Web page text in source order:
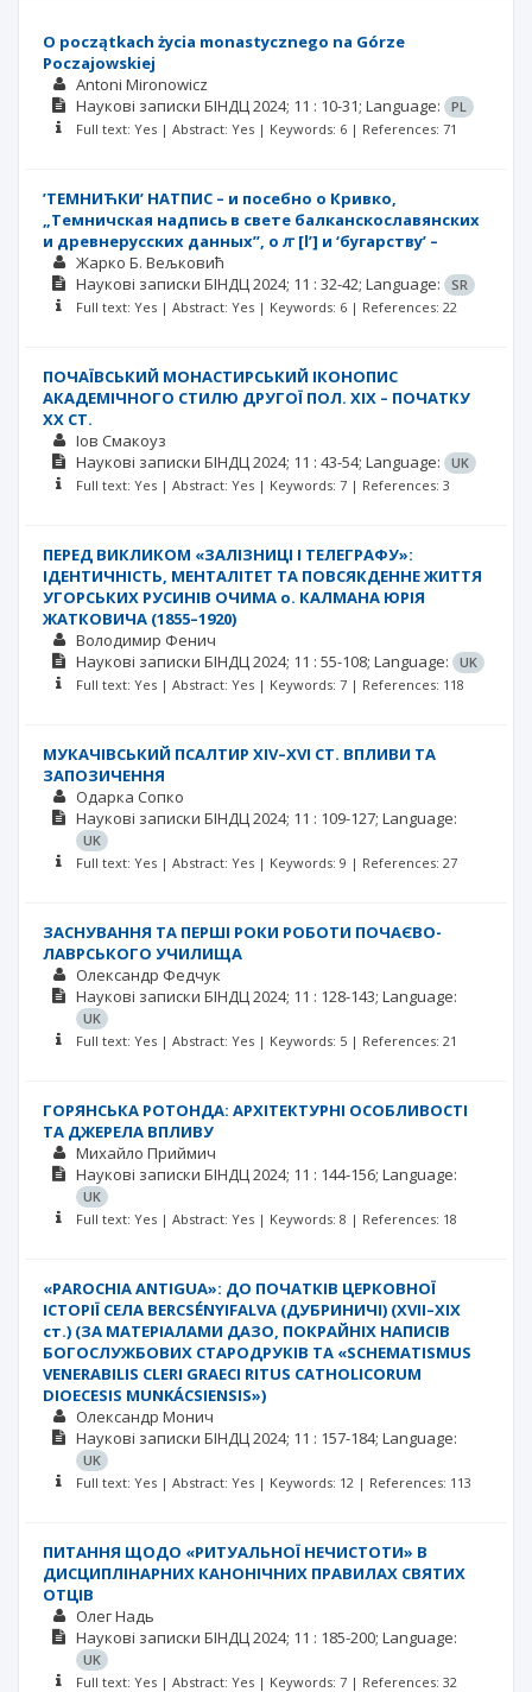
O początkach życia monastycznego na Górze
Poczajowskiej
Antoni Mironowicz
Наукові записки БІНДЦ2024; 11 : 10-31; Language:
PL
Full text: Yes | Abstract: Yes | Keywords: 6 | References: 71
’ТЕМНИЋКИ’ НАТПИС – и посебно о Кривко,
„Темничская надпись в свете балканскославянских
и древнерусских данных”, о ꙥ [l’] и ‘бугарству’ –
Жарко Б. Вељковић
Наукові записки БІНДЦ2024; 11 : 32-42; Language:
SR
Full text: Yes | Abstract: Yes | Keywords: 6 | References: 22
ПОЧАЇВСЬКИЙ МОНАСТИРСЬКИЙ ІКОНОПИС
АКАДЕМІЧНОГО СТИЛЮ ДРУГОЇ ПОЛ. ХІХ – ПОЧАТКУ
ХХ СТ.
Іов Cмакоуз
Наукові записки БІНДЦ2024; 11 : 43-54; Language:
UK
Full text: Yes | Abstract: Yes | Keywords: 7 | References: 3
ПЕРЕД ВИКЛИКОМ «ЗАЛІЗНИЦІ І ТЕЛЕГРАФУ»:
ІДЕНТИЧНІСТЬ, МЕНТАЛІТЕТ ТА ПОВСЯКДЕННЕ ЖИТТЯ
УГОРСЬКИХ РУСИНІВ ОЧИМА о. КАЛМАНА ЮРІЯ
ЖАТКОВИЧА (1855–1920)
Володимир Фенич
Наукові записки БІНДЦ2024; 11 : 55-108; Language:
UK
Full text: Yes | Abstract: Yes | Keywords: 7 | References: 118
МУКАЧІВСЬКИЙ ПСАЛТИР ХІV–ХVІ СТ. ВПЛИВИ ТА
ЗАПОЗИЧЕННЯ
Одарка Сопко
Наукові записки БІНДЦ2024; 11 : 109-127; Language:
UK
Full text: Yes | Abstract: Yes | Keywords: 9 | References: 27
ЗАСНУВАННЯ ТА ПЕРШІ РОКИ РОБОТИ ПОЧАЄВО-
ЛАВРСЬКОГО УЧИЛИЩА
Олександр Федчук
Наукові записки БІНДЦ2024; 11 : 128-143; Language:
UK
Full text: Yes | Abstract: Yes | Keywords: 5 | References: 21
ГОРЯНСЬКА РОТОНДА: АРХІТЕКТУРНІ ОСОБЛИВОСТІ
ТА ДЖЕРЕЛА ВПЛИВУ
Михайло Приймич
Наукові записки БІНДЦ2024; 11 : 144-156; Language:
UK
Full text: Yes | Abstract: Yes | Keywords: 8 | References: 18
«PAROCHIA ANTIGUA»: ДО ПОЧАТКІВ ЦЕРКОВНОЇ
ІСТОРІЇ СЕЛА BERCSÉNYIFALVA (ДУБРИНИЧІ) (XVII–XIX
ст.) (ЗА МАТЕРІАЛАМИ ДАЗО, ПОКРАЙНІХ НАПИСІВ
БОГОСЛУЖБОВИХ СТАРОДРУКІВ ТА «SCHEMATISMUS
VENERABILIS CLERI GRAECI RITUS CATHOLICORUM
DIOECESIS MUNKÁCSIENSIS»)
Олександр Монич
Наукові записки БІНДЦ2024; 11 : 157-184; Language:
UK
Full text: Yes | Abstract: Yes | Keywords: 12 | References: 113
ПИТАННЯ ЩОДО «РИТУАЛЬНОЇ НЕЧИСТОТИ» В
ДИСЦИПЛІНАРНИХ КАНОНІЧНИХ ПРАВИЛАХ СВЯТИХ
ОТЦІВ
Олег Надь
Наукові записки БІНДЦ2024; 11 : 185-200; Language:
UK
Full text: Yes | Abstract: Yes | Keywords: 7 | References: 32